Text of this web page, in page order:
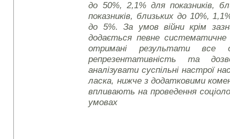
до 50%, 2,1% для показників,
показників, близьких до 10%,
до 5%. За умов війни крім
додається певне
отримані результати все
репрезентативність та
аналізувати суспільні настрої
ласка, нижче з додатковими
впливають на проведення
умовах